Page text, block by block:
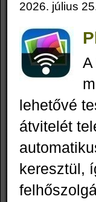
2026. július
A
lehetővé
átvitelét
keresztül,